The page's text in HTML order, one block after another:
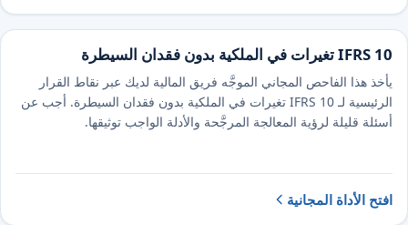
IFRS 10 تغيرات في الملكية بدون فقدان السيطرة
يأخذ هذا الفاحص المجاني الموجَّه فريق المالية لديك عبر نقاط القرار
الرئيسية لـ IFRS 10 تغيرات في الملكية بدون فقدان السيطرة. أجب عن
أسئلة قليلة لرؤية المعالجة المرجَّحة والأدلة الواجب توثيقها.
افتح الأداة المجانية